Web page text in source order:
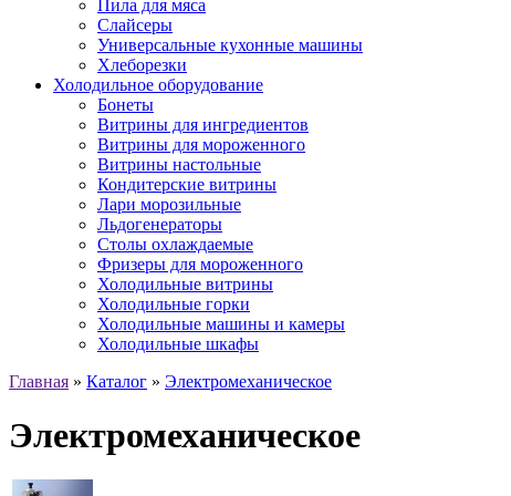
Пила для мяса
Слайсеры
Универсальные кухонные машины
Хлеборезки
Холодильное оборудование
Бонеты
Витрины для ингредиентов
Витрины для мороженного
Витрины настольные
Кондитерские витрины
Лари морозильные
Льдогенераторы
Столы охлаждаемые
Фризеры для мороженного
Холодильные витрины
Холодильные горки
Холодильные машины и камеры
Холодильные шкафы
Главная » Каталог » Электромеханическое
Электромеханическое